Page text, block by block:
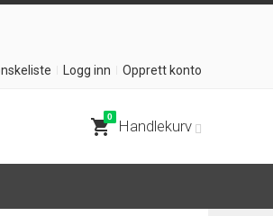
Logg inn Opprett konto
shopping_cart
0
Handlekurv